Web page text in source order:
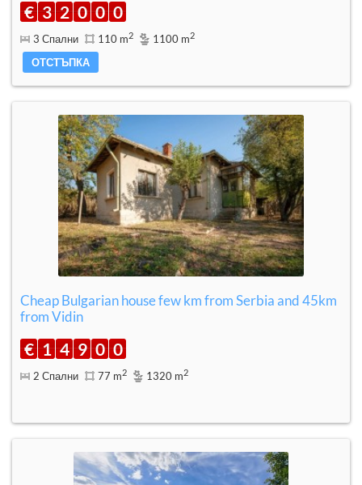
€ 3 2 0 0 0
3 Спални 110 m2 1100 m2
ОТСТЪПКА
Cheap Bulgarian house few km from Serbia and 45km
from Vidin
€ 1 4 9 0 0
2 Спални 77 m2 1320 m2